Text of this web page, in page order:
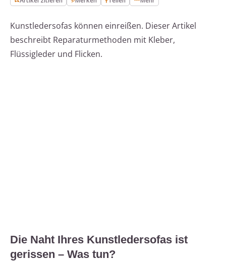
Kunstledersofas können einreißen. Dieser Artikel
beschreibt Reparaturmethoden mit Kleber,
Flüssigleder und Flicken.
Die Naht Ihres Kunstledersofas ist
gerissen – Was tun?